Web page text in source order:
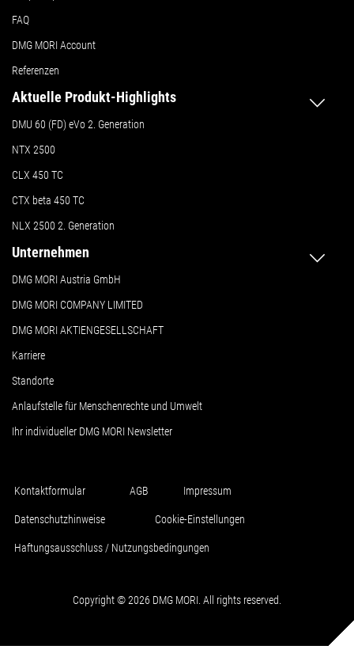
FAQ
DMG MORI Account
Referenzen
Aktuelle Produkt-Highlights
DMU 60 (FD) eVo 2. Generation
NTX 2500
CLX 450 TC
CTX beta 450 TC
NLX 2500 2. Generation
Unternehmen
DMG MORI Austria GmbH
DMG MORI COMPANY LIMITED
DMG MORI AKTIENGESELLSCHAFT
Karriere
Standorte
Anlaufstelle für Menschenrechte und Umwelt
Ihr individueller DMG MORI Newsletter
Kontaktformular AGB Impressum
Datenschutzhinweise Cookie-Einstellungen
Haftungsausschluss / Nutzungsbedingungen
Copyright © 2026 DMG MORI. All rights reserved.